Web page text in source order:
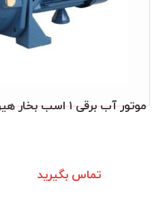
موتور آب برقی ۱ اسب بخار هیوندای مدل HAM-۱۰۰
تماس بگیرید